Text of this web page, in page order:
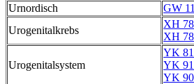
Urnordisch
GW
Urogenitalkrebs
XH
XH
Urogenitalsystem
YK
YK
YK